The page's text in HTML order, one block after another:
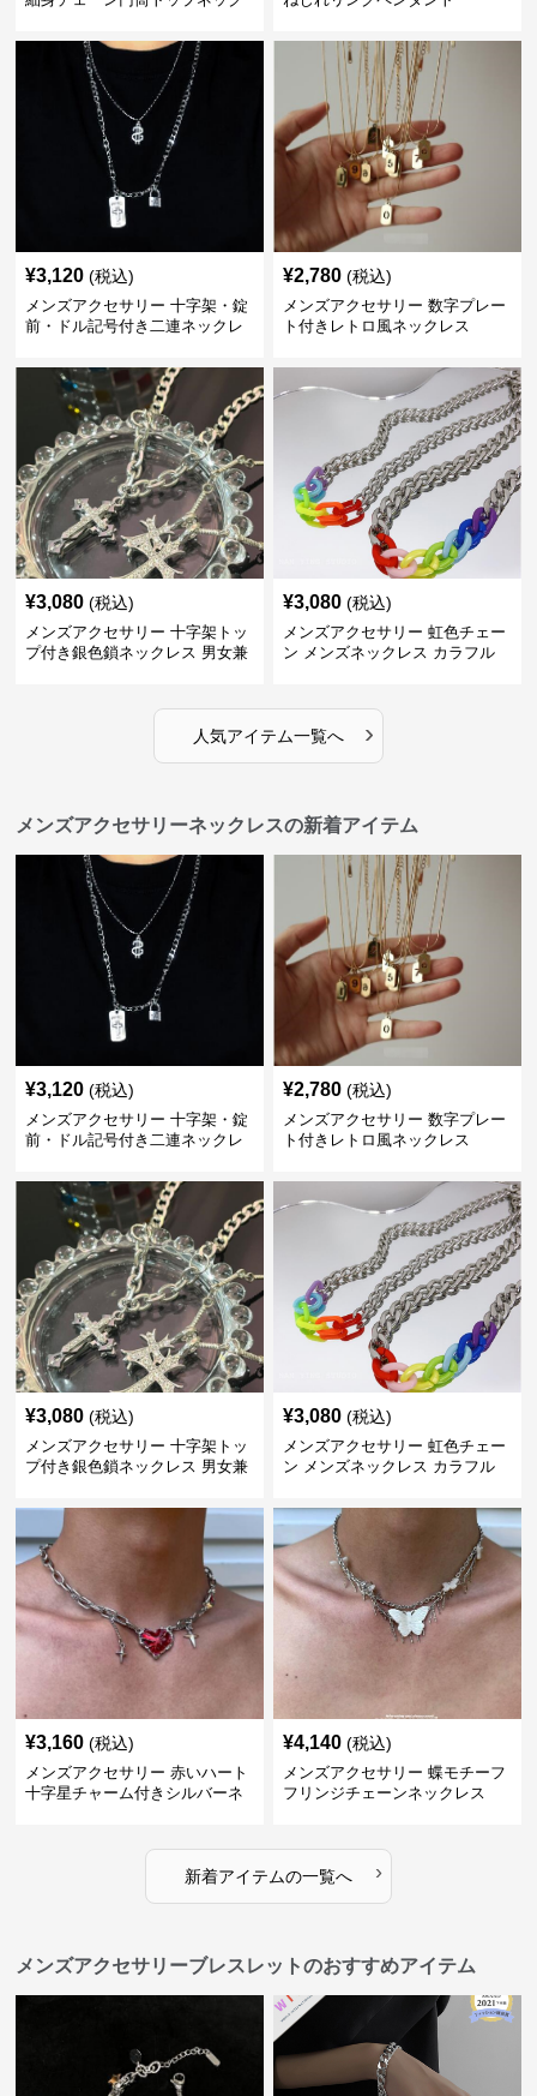
¥3,120 (税込)
メンズアクセサリー 十字架・錠
前・ドル記号付き二連ネックレ
¥2,780 (税込)
メンズアクセサリー 数字プレー
ト付きレトロ風ネックレス
¥3,080 (税込)
メンズアクセサリー 十字架トッ
プ付き銀色鎖ネックレス 男女兼
¥3,080 (税込)
メンズアクセサリー 虹色チェー
ン メンズネックレス カラフル
人気アイテム一覧へ ›
メンズアクセサリーネックレスの新着アイテム
¥3,120 (税込)
メンズアクセサリー 十字架・錠
前・ドル記号付き二連ネックレ
¥2,780 (税込)
メンズアクセサリー 数字プレー
ト付きレトロ風ネックレス
¥3,080 (税込)
メンズアクセサリー 十字架トッ
プ付き銀色鎖ネックレス 男女兼
¥3,080 (税込)
メンズアクセサリー 虹色チェー
ン メンズネックレス カラフル
¥3,160 (税込)
メンズアクセサリー 赤いハート
十字星チャーム付きシルバーネ
¥4,140 (税込)
メンズアクセサリー 蝶モチーフ
フリンジチェーンネックレス
新着アイテムの一覧へ ›
メンズアクセサリーブレスレットのおすすめアイテム